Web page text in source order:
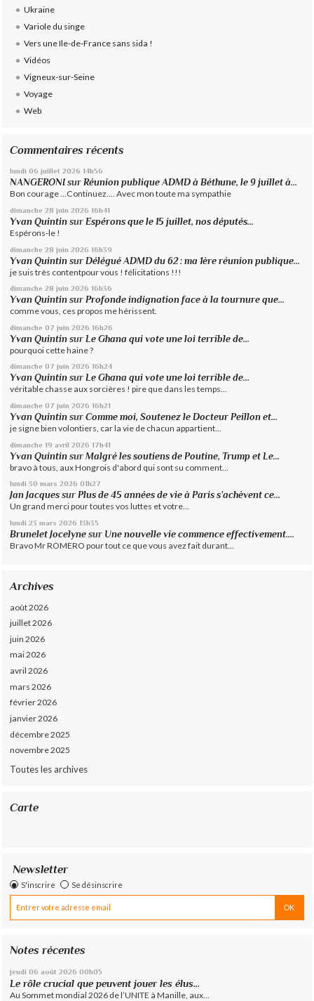
Ukraine
Variole du singe
Vers une Ile-de-France sans sida !
Vidéos
Vigneux-sur-Seine
Voyage
Web
Commentaires récents
lundi 06 juillet 2026 14h56
NANGERONI surRéunion publique ADMD à Béthune, le 9 juillet à...
Bon courage ...Continuez.... Avec mon toute ma sympathie
dimanche 28 juin 2026 16h41
Yvan Quintin surEspérons que le 15 juillet, nos députés...
Espérons-le !
dimanche 28 juin 2026 16h39
Yvan Quintin surDélégué ADMD du 62 : ma 1ère réunion publique...
je suis très contentpour vous ! félicitations !!!
dimanche 28 juin 2026 16h36
Yvan Quintin surProfonde indignation face à la tournure que...
comme vous, ces propos me hérissent.
dimanche 07 juin 2026 16h26
Yvan Quintin sur Le Ghana qui vote une loi terrible de...
pourquoi cette haine ?
dimanche 07 juin 2026 16h24
Yvan Quintin surLe Ghana qui vote une loi terrible de...
véritable chasse aux sorcières ! pire que dans les temps...
dimanche 07 juin 2026 16h21
Yvan Quintin surComme moi, Soutenez le Docteur Peillon et...
je signe bien volontiers, car la vie de chacun appartient...
dimanche 19 avril 2026 17h41
Yvan Quintin surMalgré les soutiens de Poutine, Trump et Le...
bravo à tous, aux Hongrois d'abord qui sont su comment...
lundi 30 mars 2026 01h27
Jan Jacques surPlus de 45 années de vie à Paris s’achèvent ce...
Un grand merci pour toutes vos luttes et votre...
lundi 23 mars 2026 13h35
Brunelet Jocelyne sur Une nouvelle vie commence effectivement....
Bravo Mr ROMERO pour tout ce que vous avez fait durant...
Archives
août 2026
juillet 2026
juin 2026
mai 2026
avril 2026
mars 2026
février 2026
janvier 2026
décembre 2025
novembre 2025
Toutes les archives
Carte
Newsletter
S'inscrire Se désinscrire
Notes récentes
jeudi 06 août 2026 00h05
Le rôle crucial que peuvent jouer les élus...
Au Sommet mondial 2026 de l’UNITE à Manille, aux...